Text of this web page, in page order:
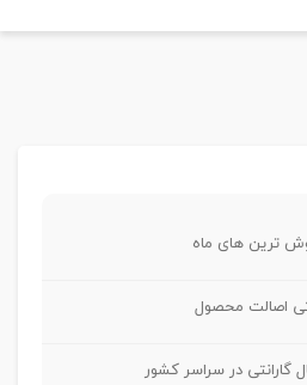
ترین های ماه
اصالت محصول
گارانتی در سراسر کشور